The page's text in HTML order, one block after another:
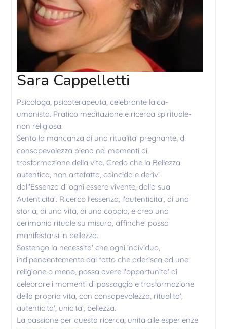
Sara Cappelletti
Psicologa, psicoterapeuta, celebrante laica-
umanista. Pratico meditazione e ricerca spirituale-
non religiosa.
Sento la mancanza di una ritualita' pregnante, di
consapevolezza piena nei momenti di
trasformazione della vita. Credo che la Bellezza
autentica, non artefatta, coincida e derivi
dall'Essenza di ogni essere vivente, dalla sua
Autenticita'. Ricerco l'essenza, l'autenticita', di una
storia, di una vita, di una coppia, e creo una
cerimonia rituale su misura, affinche' possa
manifestarsi in bellezza.
Sostengo la necessita' che ogni individuo,
indipendentemente dal fatto che aderisca ad una
religione o meno, possa avere l'opportunita' di
celebrare i momenti di passaggio e trasformazione
della propria vita, con consapevolezza, ritualita',
autenticita', unicita', bellezza.
La passione per questa ricerca, unita alle esperienze